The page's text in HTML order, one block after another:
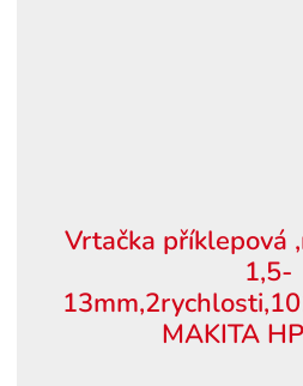
Vrtačka příklepová
1,5-
MAKITA